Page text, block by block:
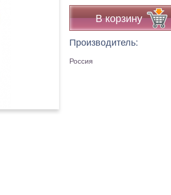
В корзину
Производитель:
Россия